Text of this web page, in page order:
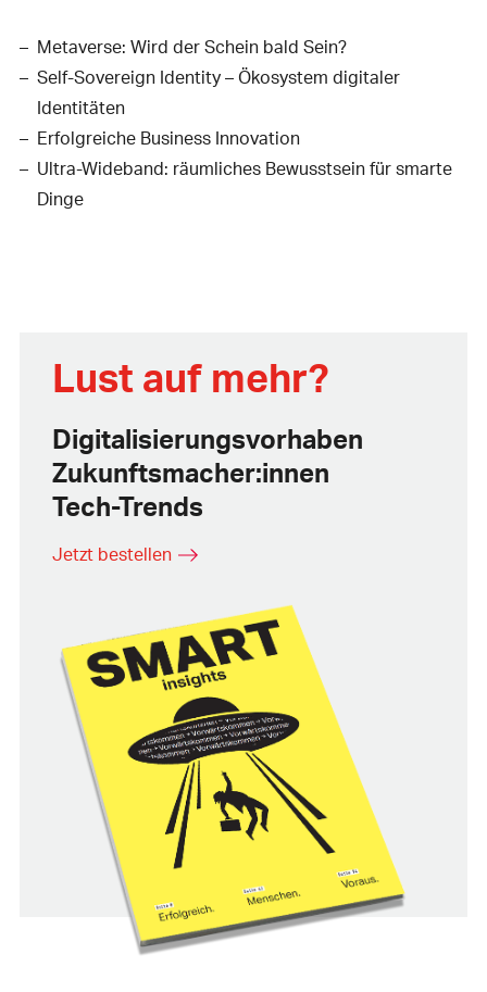
Metaverse: Wird der Schein bald Sein?
Self-Sovereign Identity – Ökosystem digitaler
Identitäten
Erfolgreiche Business Innovation
Ultra-Wideband: räumliches Bewusstsein für smarte
Dinge
Lust auf mehr?
Digitalisierungs­vorhaben
Zukunftsmacher:innen
Tech-Trends
Jetzt bestellen